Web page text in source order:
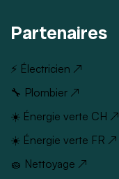
Partenaires
⚡ Électricien ↗
🔧 Plombier ↗
☀️ Énergie verte CH ↗
☀️ Énergie verte FR ↗
🧽 Nettoyage ↗